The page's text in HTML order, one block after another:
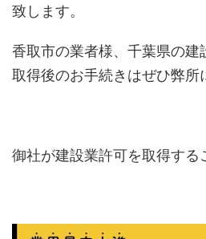
致します。
香取市の業者様、千葉県の建
取得後のお手続きはぜひ弊所
御社が建設業許可を取得する